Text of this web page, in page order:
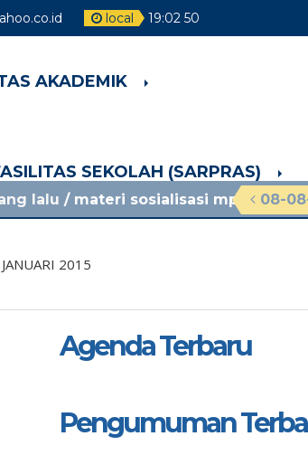
local 19:02 51
AKADEMIK
SEKOLAH (SARPRAS)
08-
sosialisasi mpls ramah 2026 smpn
2015
Agenda Terbaru
Pengumuman